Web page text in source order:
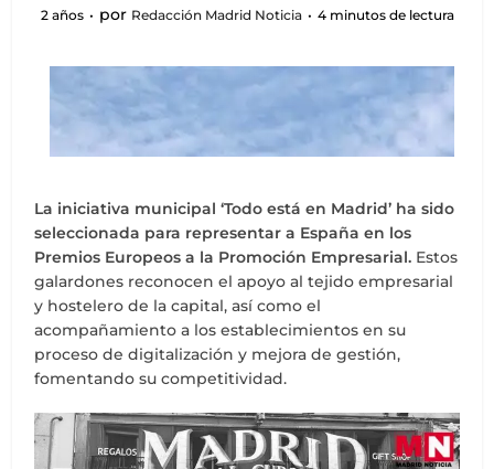
2 años por Redacción Madrid Noticia 4 minutos de lectura
La iniciativa municipal ‘Todo está en Madrid’ ha sido
seleccionada para representar a España en los
Premios Europeos a la Promoción Empresarial. Estos
galardones reconocen el apoyo al tejido empresarial
y hostelero de la capital, así como el
acompañamiento a los establecimientos en su
proceso de digitalización y mejora de gestión,
fomentando su competitividad.